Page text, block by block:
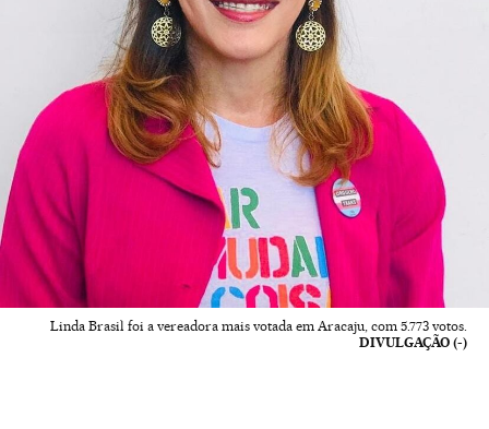
Linda Brasil foi a vereadora mais votada em Aracaju, com 5.773 votos.
DIVULGAÇÃO (-)